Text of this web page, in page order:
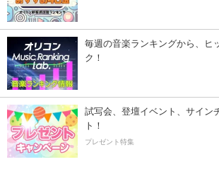
毎週の音楽ランキングから、ヒ
ク！
試写会、登壇イベント、サイン
ト！
プレゼント特集